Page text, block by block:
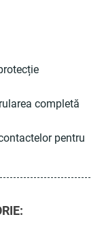
completă
pentru